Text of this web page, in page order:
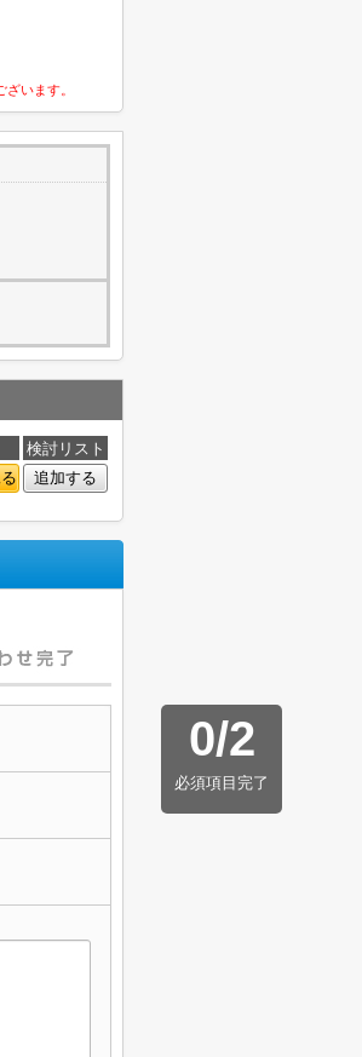
います。
検討リスト
追加する
0/2
必須項目完了